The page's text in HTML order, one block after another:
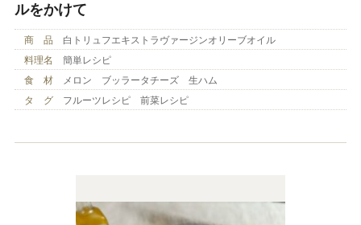
ルをかけて
商 品
白トリュフエキストラヴァージンオリーブオイル
料理名
簡単レシピ
食 材
メロン ブッラータチーズ 生ハム
タ グ
フルーツレシピ 前菜レシピ